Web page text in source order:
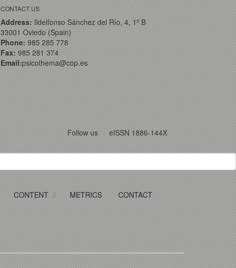
CONTACT US
Address: Ildelfonso Sánchez del Río, 4, 1º B
33001 Oviedo (Spain)
Phone: 985 285 778
Fax: 985 281 374
Email:psicothema@cop.es
Follow us eISSN 1886-144X
CONTENT METRICS CONTACT